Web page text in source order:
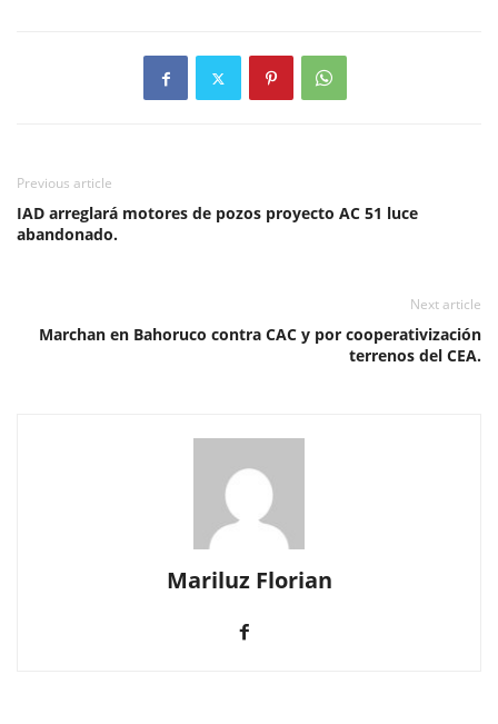
Previous article
IAD arreglará motores de pozos proyecto AC 51 luce
abandonado.
Next article
Marchan en Bahoruco contra CAC y por cooperativización
terrenos del CEA.
Mariluz Florian